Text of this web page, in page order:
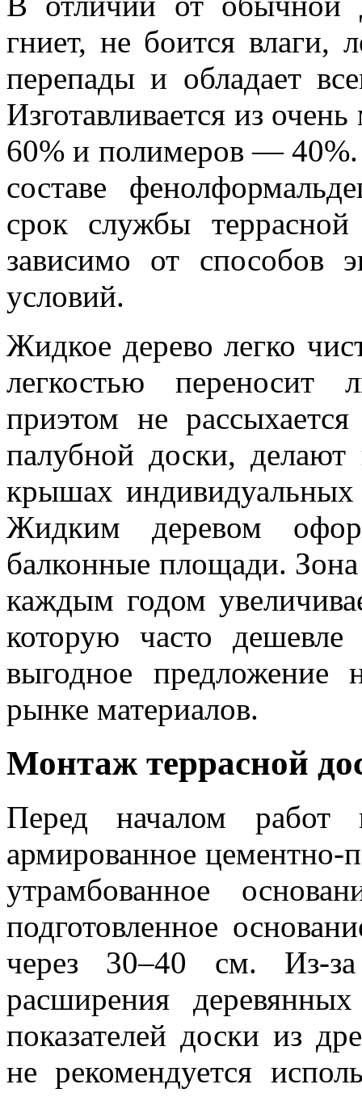
гниет, не боится влаги,
перепады и обладает
Изготавливается из
60% и полимеров — 40%.
составе
срок службы
зависимо от способов
условий.
Жидкое дерево легко
легкостью переносит
приэтом не
палубной доски, делают
крышах
Жидким деревом
балконные площади.
каждым годом
которую часто
выгодное предложение
рынке материалов.
Монтаж террасной
Перед началом работ
армированное цементно-
утрамбованное
подготовленное
через 30–40 см. Из-за
расширения
показателей доски из
не рекомендуется